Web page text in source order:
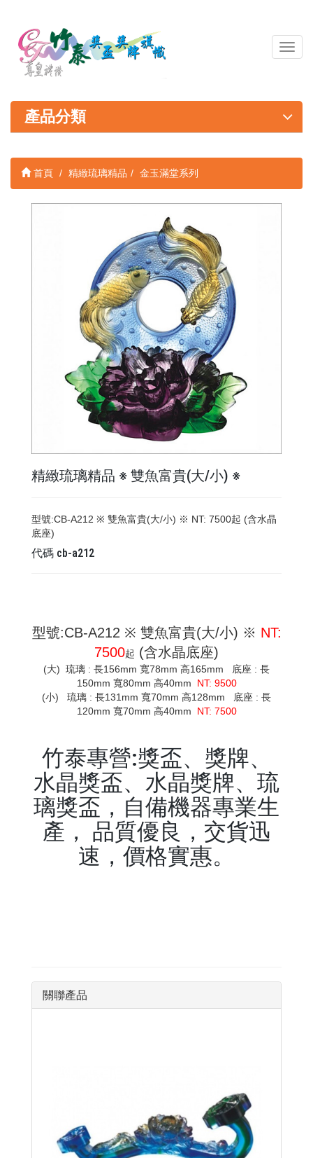
導
覽
關
產品分類
首頁 精緻琉璃精品 金玉滿堂系列
精緻琉璃精品 ※ 雙魚富貴(大/小) ※
型號:CB-A212 ※ 雙魚富貴(大/小) ※ NT: 7500起 (含水晶
底座)
代碼 cb-a212
型號:CB-A212 ※ 雙魚富貴(大/小) ※ NT:
7500起 (含水晶底座)
(大) 琉璃 : 長156mm 寬78mm 高165mm 底座 : 長
150mm 寬80mm 高40mm NT: 9500
(小) 琉璃 : 長131mm 寬70mm 高128mm 底座 : 長
120mm 寬70mm 高40mm NT: 7500
竹泰專營:獎盃、獎牌、
水晶獎盃、水晶獎牌、琉
璃獎盃，自備機器專業生
產， 品質優良，交貨迅
速，價格實惠。
關聯產品